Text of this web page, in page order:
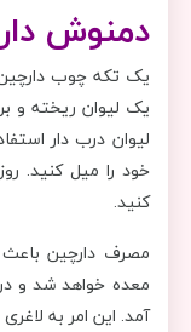
دمنوش
یک تکه چوب
یک لیوان ریخته و
خود را میل کنید.
کنید.
مصرف دارچین
معده خواهد شد و
آمد. این امر به